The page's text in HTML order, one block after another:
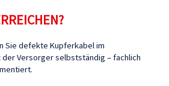
Sie defekte Kupferkabel im
Versorger selbstständig – fachlich